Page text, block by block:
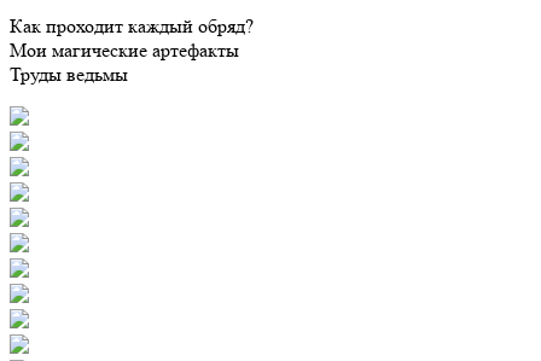
Как проходит каждый обряд?
Мои магические артефакты
Труды ведьмы